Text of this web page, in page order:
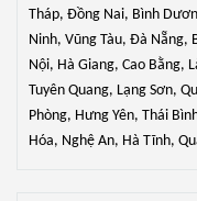
Tháp, Đồng Nai, Bình
Ninh, Vũng Tàu, Đà Nẵng,
Nội, Hà Giang, Cao Bằng,
Tuyên Quang, Lạng Sơn,
Phòng, Hưng Yên, Thái
Hóa, Nghệ An, Hà Tĩnh,